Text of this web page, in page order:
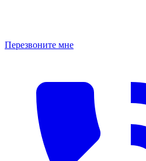
Перезвоните мне